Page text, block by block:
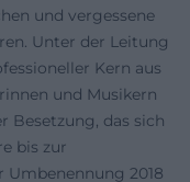
und vergessene
Unter der Leitung
Kern aus
und Musikern
Besetzung, das sich
bis zur
2018